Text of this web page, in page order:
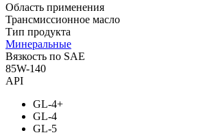
Область применения
Трансмиссионное масло
Тип продукта
Минеральные
Вязкость по SAE
85W-140
API
GL-4+
GL-4
GL-5